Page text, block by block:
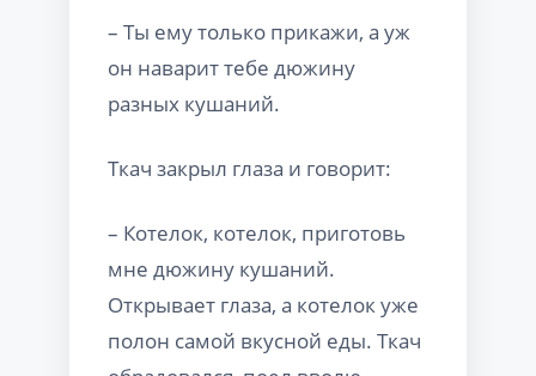
– Ты ему только прикажи, а уж
он наварит тебе дюжину
разных кушаний.
Ткач закрыл глаза и говорит:
– Котелок, котелок, приготовь
мне дюжину кушаний.
Открывает глаза, а котелок уже
полон самой вкусной еды. Ткач